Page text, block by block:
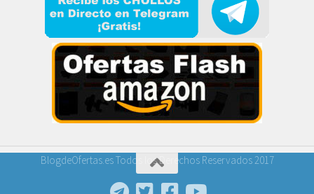
BlogdeOfertas.es Todos los Derechos Reservados 2017